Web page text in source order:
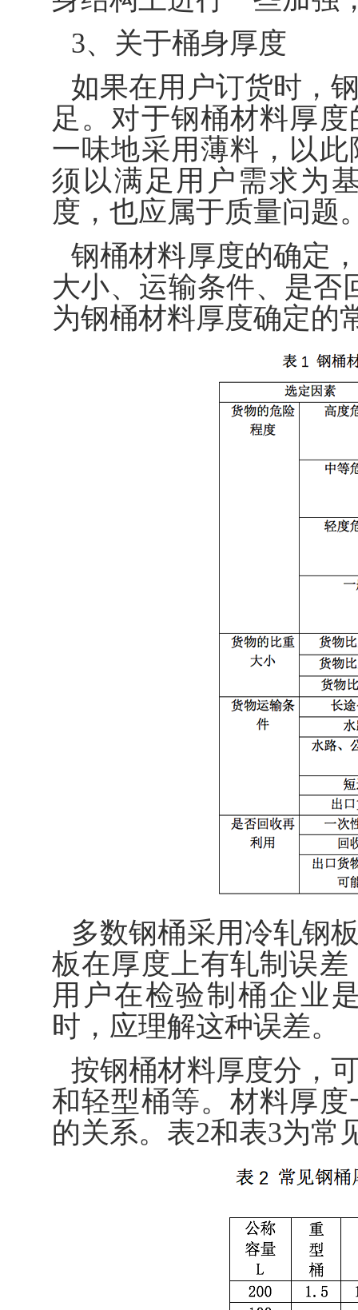
3、关于桶身厚度
如果在用户订货时，
足。对于钢桶材料厚
一味地采用薄料，以
须以满足用户需求为
度，也应属于质量问题
钢桶材料厚度的确定
大小、运输条件、是否
为钢桶材料厚度确定的
多数钢桶采用冷轧钢
板在厚度上有轧制误
用户在检验制桶企业
时，应理解这种误差。
按钢桶材料厚度分，
和轻型桶等。材料厚
的关系。表2和表3为常